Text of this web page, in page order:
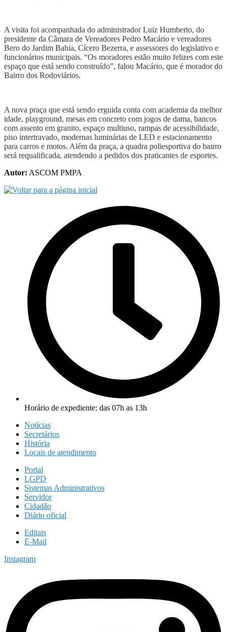
A visita foi acompanhada do administrador Luiz Humberto, do
presidente da Câmara de Vereadores Pedro Macário e vereadores
Bero do Jardim Bahia, Cícero Bezerra, e assessores do legislativo e
funcionários municipais. “Os moradores estão muito felizes com este
espaço que está sendo construído”, falou Macário, que é morador do
Bairro dos Rodoviários.
A nova praça que está sendo erguida conta com academia da melhor
idade, playground, mesas em concreto com jogos de dama, bancos
com assento em granito, espaço multiuso, rampas de acessibilidade,
piso intertravado, modernas luminárias de LED e estacionamento
para carros e motos. Além da praça, a quadra poliesportiva do bairro
será requalificada, atendendo a pedidos dos praticantes de esportes.
Autor: ASCOM PMPA
Horário de expediente: das 07h as 13h
Notícias
Secretários
História
Locais de atendimento
Portal
LGPD
Sistemas Administrativos
Servidor
Cidadão
Diário oficial
Editais
E-Mail
Instagram